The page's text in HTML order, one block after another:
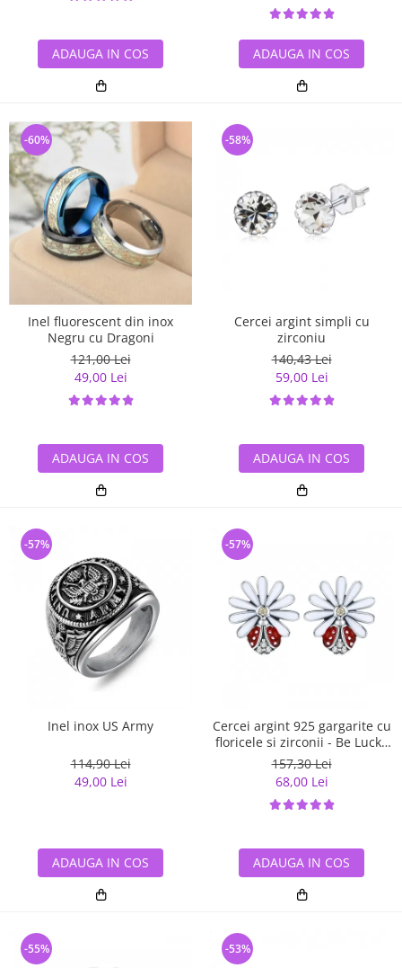
ADAUGA IN COS ADAUGA IN COS
Inel fluorescent din inox
Negru cu Dragoni
121,00 Lei
49,00 Lei
-60%
ADAUGA IN COS
Cercei argint simpli cu
zirconiu
140,43 Lei
59,00 Lei
-58%
ADAUGA IN COS
Inel inox US Army
114,90 Lei
49,00 Lei
-57%
ADAUGA IN COS
Cercei argint 925 gargarite cu
floricele si zirconii - Be Lucky
EST0022
157,30 Lei
68,00 Lei
-57%
ADAUGA IN COS
-55% -53%